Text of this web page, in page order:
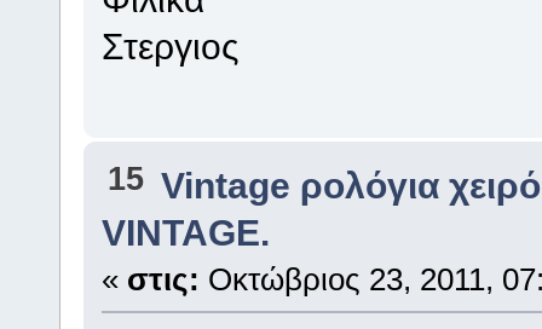
Στεργιος
15 Vintage ρολόγια
VINTAGE.
« στις: Οκτώβριος 23, 2011,